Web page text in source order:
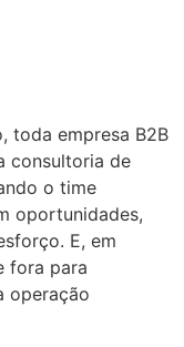
toda empresa B2B
consultoria de
o time
oportunidades,
E, em
fora para
operação